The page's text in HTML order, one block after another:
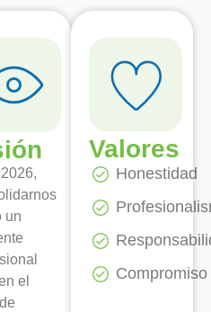
un
el
Valores
Honestidad
Compromiso